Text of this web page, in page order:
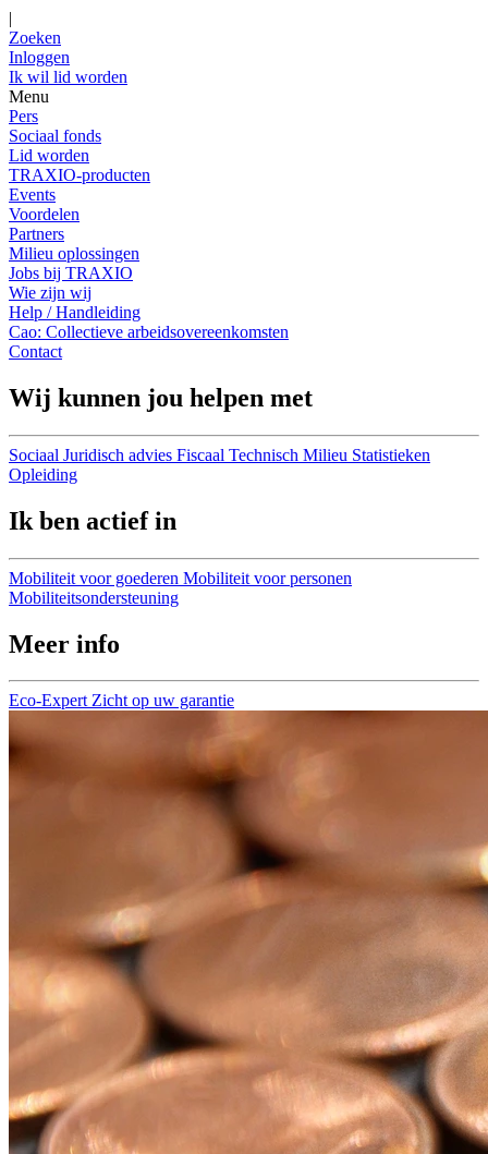
|
Zoeken
Inloggen
Ik wil lid worden
Menu
Pers
Sociaal fonds
Lid worden
TRAXIO-producten
Events
Voordelen
Partners
Milieu oplossingen
Jobs bij TRAXIO
Wie zijn wij
Help / Handleiding
Cao: Collectieve arbeidsovereenkomsten
Contact
Wij kunnen jou helpen met
Sociaal Juridisch advies Fiscaal Technisch Milieu Statistieken
Opleiding
Ik ben actief in
Mobiliteit voor goederen Mobiliteit voor personen
Mobiliteitsondersteuning
Meer info
Eco-Expert Zicht op uw garantie